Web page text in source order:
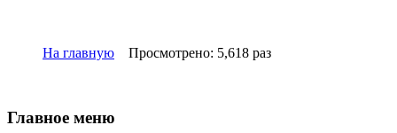
На главную Просмотрено: 5,618 раз
Главное меню